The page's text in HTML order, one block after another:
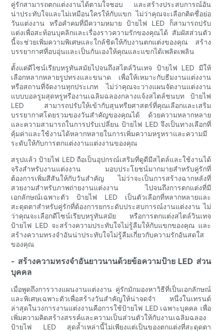
คู่รักสามารถตกแต่งงานได้ตามใจชอบ และสร้างประสบการณ์อัน
น่าประทับใจและไม่เหมือนใครให้กับแขก ไม่ว่าคุณจะเลือกติดชื่อย่อ
วันแต่งงาน หรือคำคมที่มีความหมาย ป้ายไฟ LED ก็สามารถปรับ
แต่งเพื่อสะท้อนบุคลิกและเรื่องราวความรักของคุณได้ สัมผัสส่วนตัว
นี้จะช่วยเพิ่มความพิเศษและใกล้ชิดให้กับงานตกแต่งของคุณ สร้าง
บรรยากาศที่อบอุ่นและเป็นกันเองให้คุณและแขกได้เพลิดเพลิน
ตั้งแต่ดีไซน์เรียบหรูทันสมัยไปจนถึงสไตล์วินเทจ ป้ายไฟ LED มีให้
เลือกหลากหลายรูปทรงและขนาด เพื่อให้เหมาะกับธีมงานแต่งงาน
หรือสถานที่จัดงานทุกประเภท ไม่ว่าคุณจะวางแผนจัดงานแต่งงาน
แบบบอลรูมสุดหรูหรืองานเฉลิมฉลองกลางแจ้งสไตล์ชนบท ป้ายไฟ
LED สามารถปรับให้เข้ากับสุนทรียศาสตร์ที่คุณเลือกและเสริม
บรรยากาศโดยรวมของวันสำคัญของคุณได้ ด้วยความหลากหลาย
และความสามารถในการปรับเปลี่ยน ป้ายไฟ LED จึงเป็นทางเลือกที่
คุ้มค่าและใช้งานได้หลากหลายในการเพิ่มความหรูหราและความมี
ระดับให้กับการตกแต่งงานแต่งงานของคุณ
สรุปแล้ว ป้ายไฟ LED ถือเป็นอุปกรณ์เสริมที่ดูดีมีสไตล์และใช้งานได้
จริงสำหรับงานแต่งงาน มอบประโยชน์มากมายสำหรับคู่รักที่
ต้องการเพิ่มสีสันให้กับวันสำคัญ ไม่ว่าจะเป็นการสร้างฉากหลังที่
สวยงามสำหรับภาพถ่ายงานแต่งงาน ไปจนถึงการตกแต่งที่มี
เอกลักษณ์เฉพาะตัว ป้ายไฟ LED เป็นตัวเลือกที่หลากหลายและ
สะดุดตาสำหรับคู่รักที่ต้องการยกระดับประสบการณ์งานแต่งงาน ไม่
ว่าคุณจะเลือกดีไซน์เรียบหรูทันสมัย ​​หรือการตกแต่งสไตล์วินเทจ
ป้ายไฟ LED จะสร้างความประทับใจไม่รู้ลืมให้กับแขกของคุณ และ
สร้างความทรงจำอันน่าประทับใจไม่รู้ลืมเกี่ยวกับความรักอันสดใส
ของคุณ
- สร้างความทรงจำอันยาวนานด้วยข้อความป้าย LED ส่วน
บุคคล
เมื่อพูดถึงการวางแผนงานแต่งงาน คู่รักมักมองหาวิธีที่เป็นเอกลักษณ์
และพิเศษเฉพาะตัวเพื่อสร้างวันสำคัญให้น่าจดจำ หนึ่งในเทรนด์
ล่าสุดในวงการงานแต่งงานคือการใช้ป้ายไฟ LED เฉพาะบุคคล เพื่อ
เพิ่มความคิดสร้างสรรค์และความเป็นส่วนตัวให้กับงานเฉลิมฉลอง
ป้ายไฟ LED สุดล้ำเหล่านี้ไม่เพียงแต่เป็นของตกแต่งที่สะดุดตา